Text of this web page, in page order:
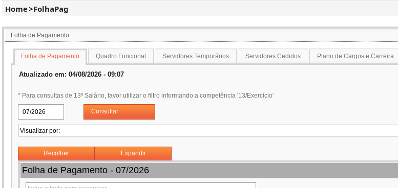
Home>FolhaPag
Folha de Pagamento
Folha de Pagamento Quadro Funcional Servidores Temporários Servidores Cedidos Plano de Cargos e Carreira
Atualizado em: 04/08/2026 - 09:07
* Para consultas de 13º Salário, favor utilizar o filtro informando a competência '13/Exercício'
Consultar
Recolher Expandir
Folha de Pagamento - 07/2026